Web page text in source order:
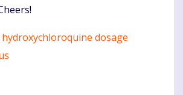
hydroxychloroquine dosage